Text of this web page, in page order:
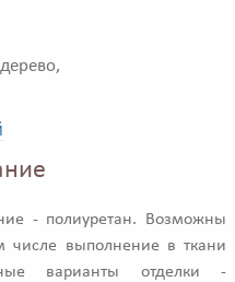
- полиуретан. Возможны
числе выполнение в ткани
варианты отделки -